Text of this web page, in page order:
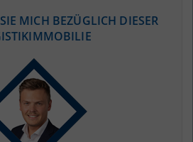
12/2019)
MICH BEZÜGLICH DIESER